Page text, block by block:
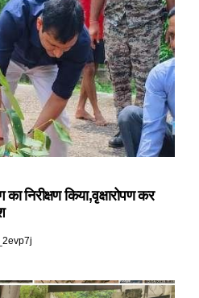
निरीक्षण किया,वृक्षारोपण कर